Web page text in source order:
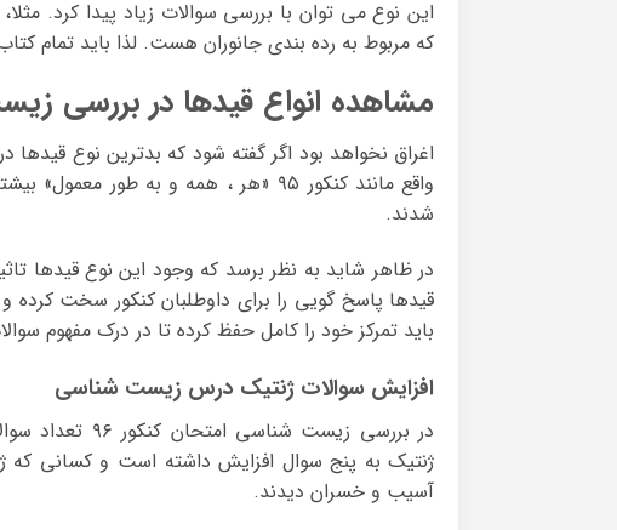
که مربوط به رده ‏بندی جانوران هست. لذا باید تمام
مشاهده انواع قیدها در بررسی
واقع مانند کنکور ۹۵ «هر ، همه و به
شدند.
در ظاهر شاید به نظر برسد که وجود این نوع قیدها
قیدها پاسخ گویی را برای داوطلبان کنکور سخت کرده
باید تمرکز خود را کامل حفظ کرده تا در درک مفهوم
افزایش سوالات ژنتیک درس زیست شناسی
در بررسی
ژنتیک به پنج سوال افزایش داشته است و کسانی که
آسیب و خسران دیدند.